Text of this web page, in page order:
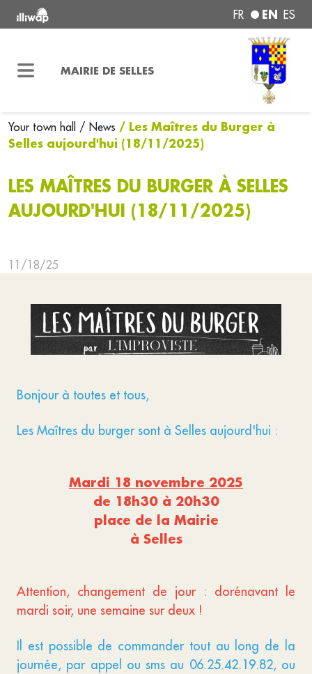
FR EN ES
MAIRIE DE SELLES
Your town hall / News / Les Maîtres du Burger à
Selles aujourd'hui (18/11/2025)
LES MAÎTRES DU BURGER À SELLES
AUJOURD'HUI (18/11/2025)
11/18/25
Bonjour à toutes et tous,
Les Maîtres du burger sont à Selles aujourd'hui :
Mardi 18 novembre 2025
de 18h30 à 20h30
place de la Mairie
à Selles
Attention, changement de jour : dorénavant le
mardi soir, une semaine sur deux !
Il est possible de commander tout au long de la
journée, par appel ou sms au 06.25.42.19.82, ou